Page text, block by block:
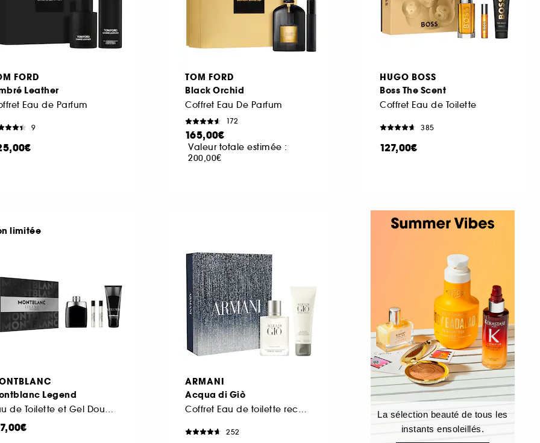
FORD
Leather
Eau de Parfum
9
TOM FORD
Black Orchid
Coffret Eau De Parfum
172
165,00€
Valeur totale estimée :
200,00€
HUGO BOSS
Boss The Scent
Coffret Eau de Toilette
385
127,00€
Legend
limitée
ARMANI
Acqua di Giò
252
La sélection beauté de tous les
instants ensoleillés.